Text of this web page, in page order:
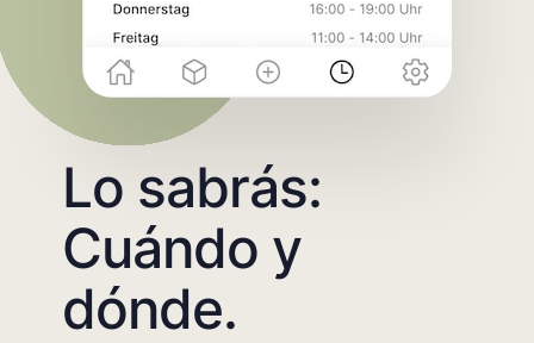
Lo sabrás:
Cuándo y
dónde.